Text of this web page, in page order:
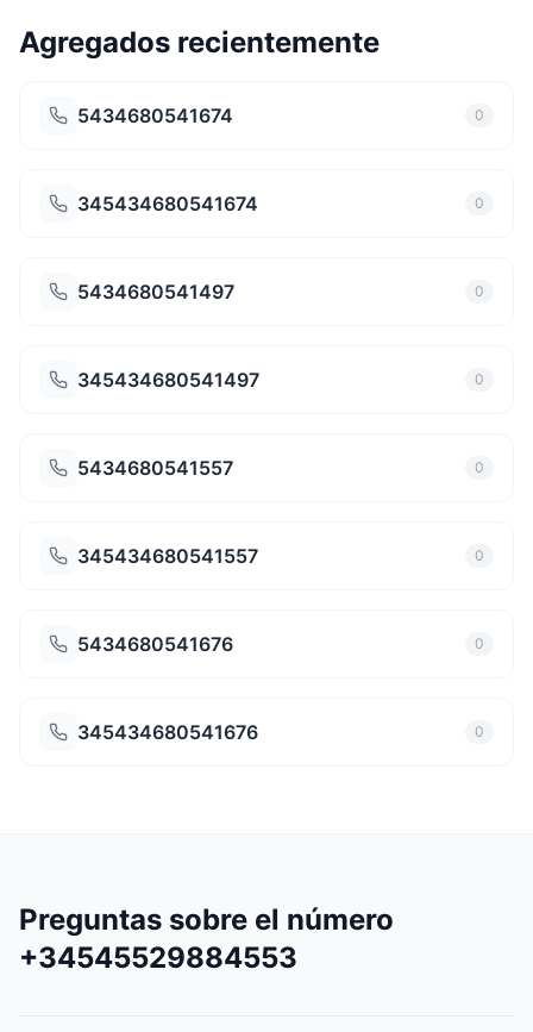
Agregados recientemente
5434680541674 0
345434680541674 0
5434680541497 0
345434680541497 0
5434680541557 0
345434680541557 0
5434680541676 0
345434680541676 0
Preguntas sobre el número
+34545529884553